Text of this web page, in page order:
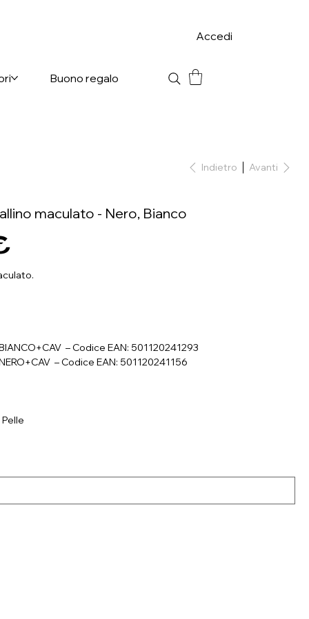
Buono regalo
Accedi
Indietro Avanti
maculato - Nero, Bianco
– Codice EAN: 501120241293
– Codice EAN: 501120241156